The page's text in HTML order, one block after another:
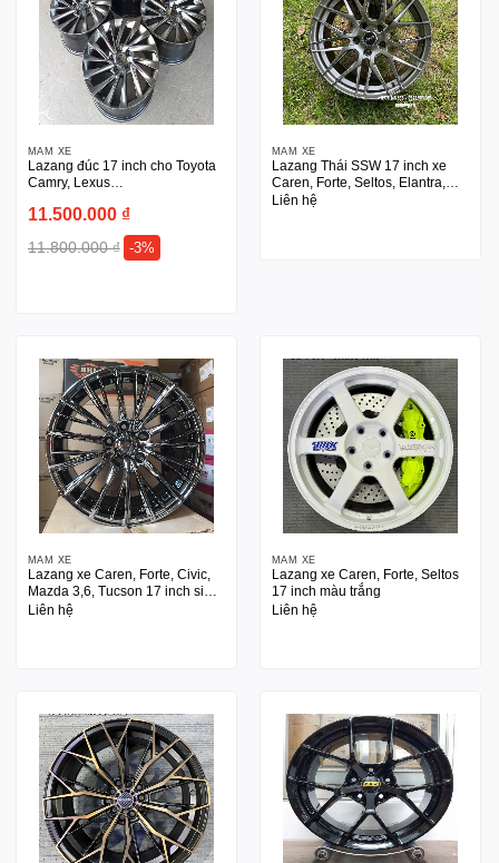
MÂM XE
Lazang đúc 17 inch cho Toyota
Camry, Lexus…
11.500.000 ₫
11.800.000₫ -3%
MÂM XE
Lazang Thái SSW 17 inch xe
Caren, Forte, Seltos, Elantra,
Civic, Kona
Liên hệ
MÂM XE
Lazang xe Caren, Forte, Civic,
Mazda 3,6, Tucson 17 inch si
Crom
Liên hệ
MÂM XE
Lazang xe Caren, Forte, Seltos
17 inch màu trắng
Liên hệ